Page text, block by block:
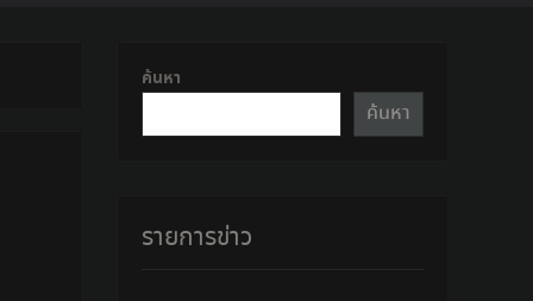
ค้นหา
ค้นหา
รายการข่าว